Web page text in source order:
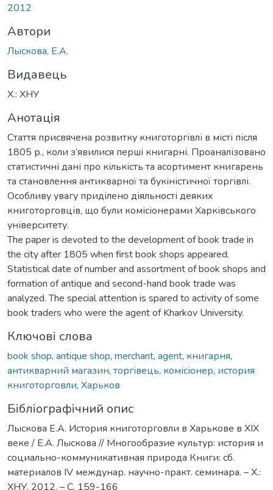
2012
Автори
Лыскова, Е.А.
Видавець
Х.: ХНУ
Анотація
Стаття присвячена розвитку книготоргівлі в місті після
1805 р., коли з’явилися перші книгарні. Проаналізовано
статистичні дані про кількість та асортимент книгарень
та становлення антикварної та букіністичної торгівлі.
Особливу увагу приділено діяльності деяких
книготорговців, що були комісіонерами Харківського
університету.
The paper is devoted to the development of book trade in
the city after 1805 when first book shops appeared.
Statistical date of number and assortment of book shops and
formation of antique and second-hand book trade was
analyzed. The special attention is spared to activity of some
book traders who were the agent of Kharkov University.
Ключові слова
book shop, antique shop, merchant, agent, книгарня,
антикварний магазин, торгівець, комісіонер, история
книготорговли, Харьков
Бібліографічний опис
Лыскова Е.А. История книготорговли в Харькове в XIX
веке / Е.А. Лыскова // Многообразие культур: история и
социально-коммуникативная природа Книги: сб.
материалов IV междунар. научно-практ. семинара. – Х.:
ХНУ, 2012. – С. 159-166